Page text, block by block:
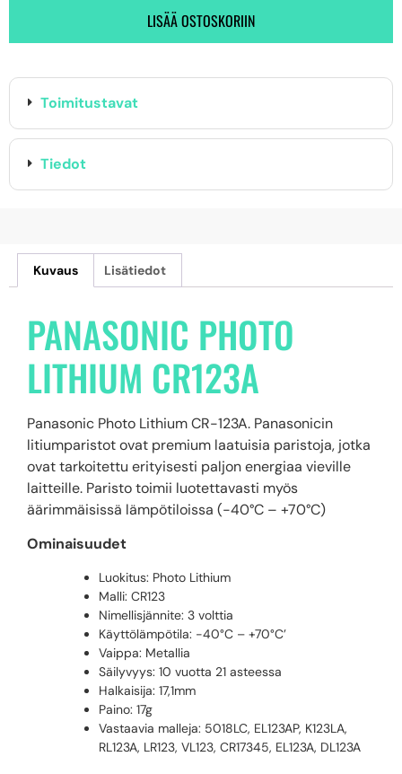
LISÄÄ OSTOSKORIIN
Toimitustavat
Tiedot
Kuvaus Lisätiedot
PANASONIC PHOTO
LITHIUM CR123A
Panasonic Photo Lithium CR-123A. Panasonicin
litiumparistot ovat premium laatuisia paristoja, jotka
ovat tarkoitettu erityisesti paljon energiaa vieville
laitteille. Paristo toimii luotettavasti myös
äärimmäisissä lämpötiloissa (-40°C – +70°C)
Ominaisuudet
Luokitus: Photo Lithium
Malli: CR123
Nimellisjännite: 3 volttia
Käyttölämpötila: -40°C – +70°C’
Vaippa: Metallia
Säilyvyys: 10 vuotta 21 asteessa
Halkaisija: 17,1mm
Paino: 17g
Vastaavia malleja: 5018LC, EL123AP, K123LA,
RL123A, LR123, VL123, CR17345, EL123A, DL123A